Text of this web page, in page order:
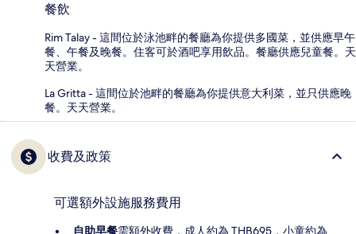
餐飲
Rim Talay - 這間位於泳池畔的餐廳為你提供多國菜，並供應早午
餐、午餐及晚餐。住客可於酒吧享用飲品。餐廳供應兒童餐。天
天營業。
La Gritta - 這間位於池畔的餐廳為你提供意大利菜，並只供應晚
餐。天天營業。
收費及政策
可選額外設施服務費用
自助早餐需額外收費，成人約為 THB695，小童約為